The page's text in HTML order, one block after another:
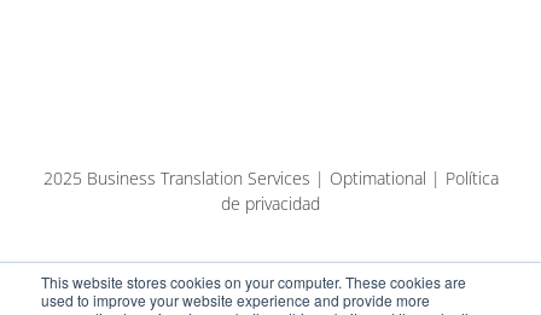
This website stores cookies on your computer. These cookies are
used to improve your website experience and provide more
2025 Business Translation Services | Optimational | Política
de privacidad